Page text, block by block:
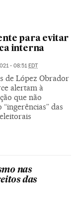
para evitar
interna
- 08:51EDT
de López Obrador
alertam à
que não
das
nas
das